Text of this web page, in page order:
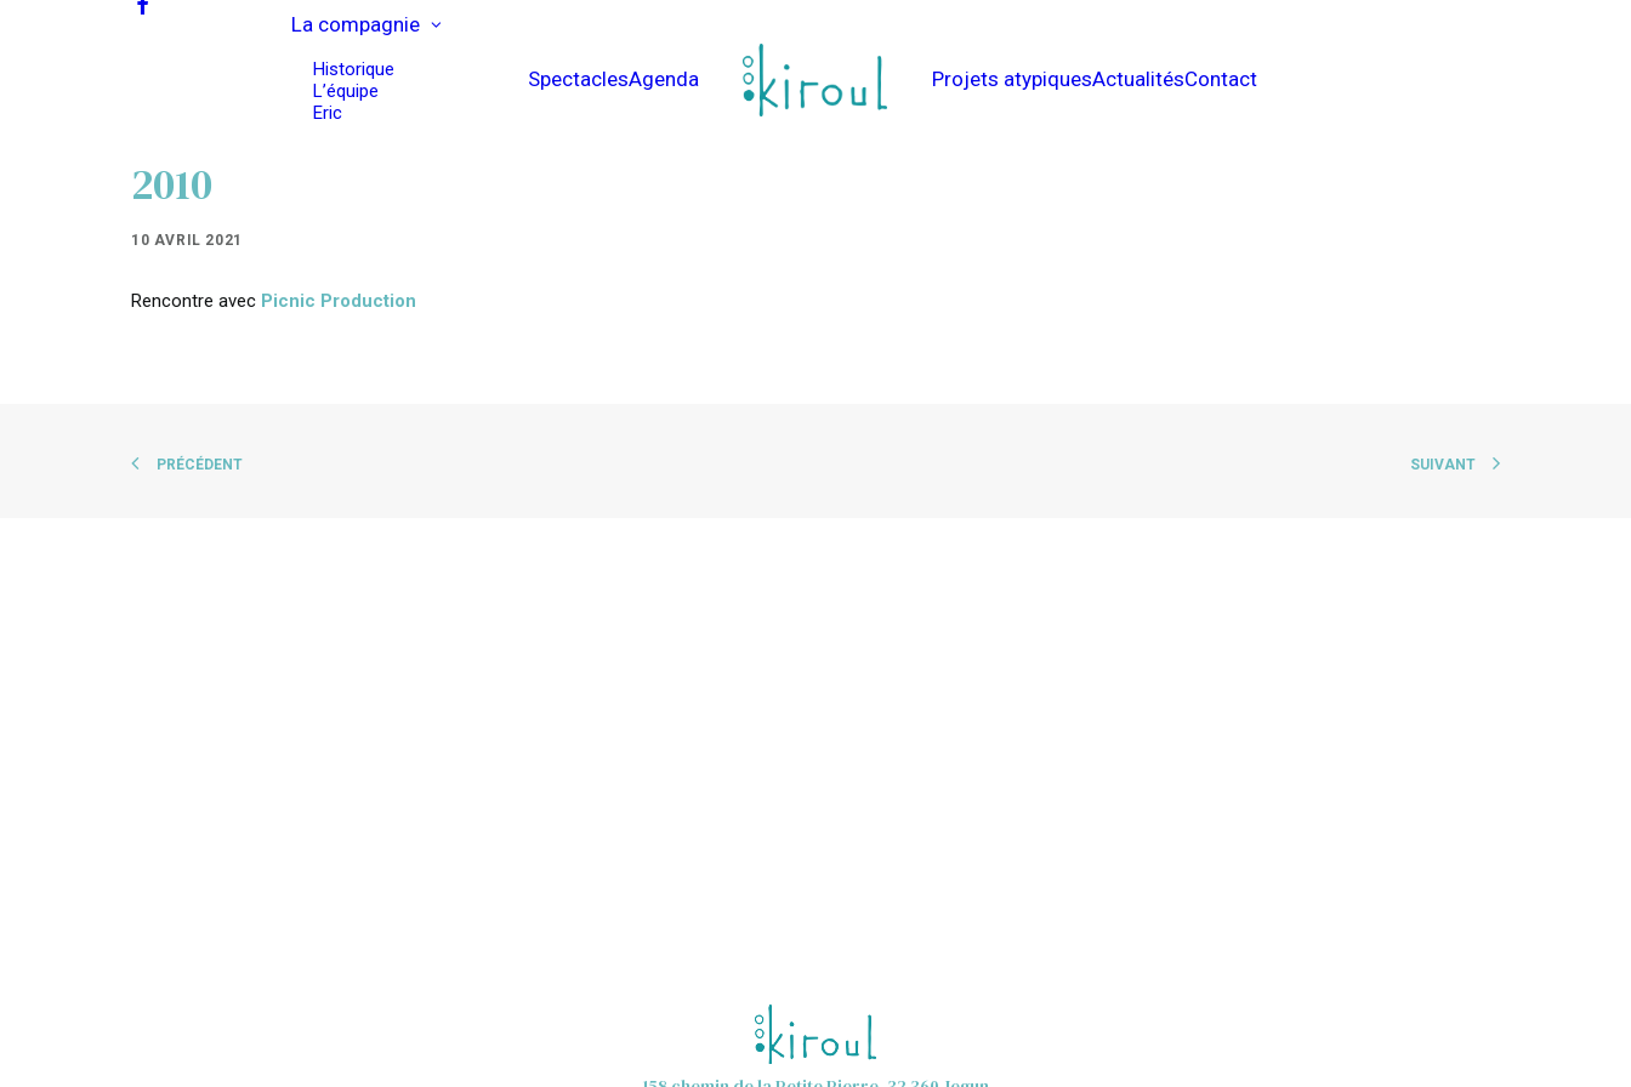
La compagnie
Historique
L’équipe
Eric
SpectaclesAgenda Projets atypiquesActualitésContact
2010
10 AVRIL 2021
Rencontre avec Picnic Production
PRÉCÉDENT SUIVANT